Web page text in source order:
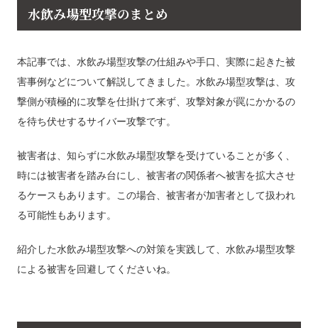
水飲み場型攻撃のまとめ
本記事では、水飲み場型攻撃の仕組みや手口、実際に起きた被
害事例などについて解説してきました。水飲み場型攻撃は、攻
撃側が積極的に攻撃を仕掛けて来ず、攻撃対象が罠にかかるの
を待ち伏せするサイバー攻撃です。
被害者は、知らずに水飲み場型攻撃を受けていることが多く、
時には被害者を踏み台にし、被害者の関係者へ被害を拡大させ
るケースもあります。この場合、被害者が加害者として扱われ
る可能性もあります。
紹介した水飲み場型攻撃への対策を実践して、水飲み場型攻撃
による被害を回避してくださいね。